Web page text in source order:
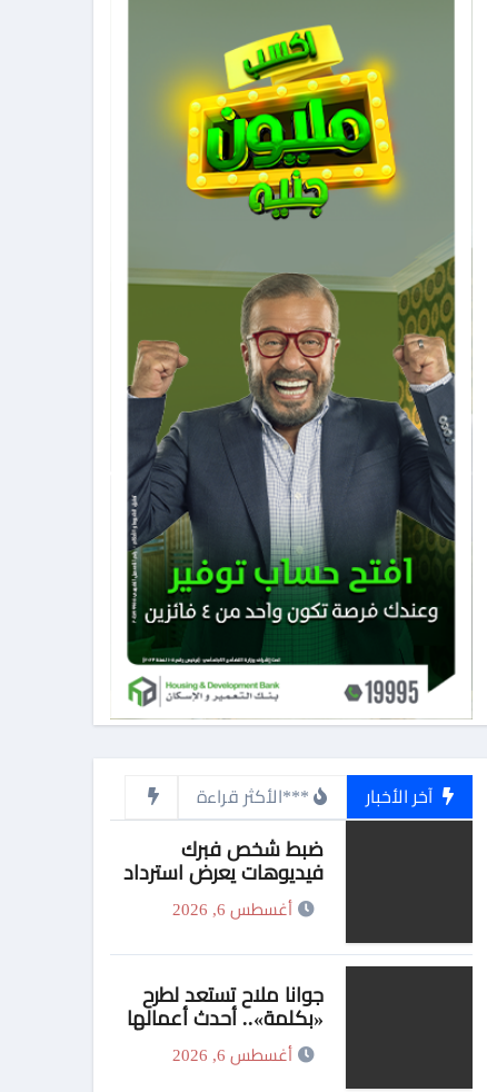
آخر الأخبار ***الأكثر قراءة
ضبط شخص فبرك
فيديوهات يعرض استرداد
حقوق المواطنين بالقوة
أغسطس 6, 2026
جوانا ملاح تستعد لطرح
«بكلمة».. أحدث أعمالها
الغنائية قريبًا على المنصات
الرقمية
أغسطس 6, 2026